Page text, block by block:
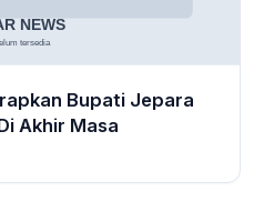
Bupati Jepara
Akhir Masa